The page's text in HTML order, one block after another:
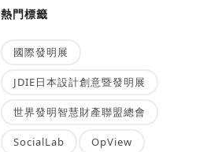
熱門標籤
國際發明展
JDIE日本設計創意暨發明展
世界發明智慧財產聯盟總會
SocialLab OpView